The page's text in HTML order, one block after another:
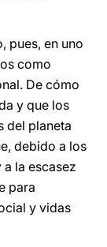
pues, en uno
como
De cómo
y que los
del planeta
debido a los
la escasez
para
y vidas